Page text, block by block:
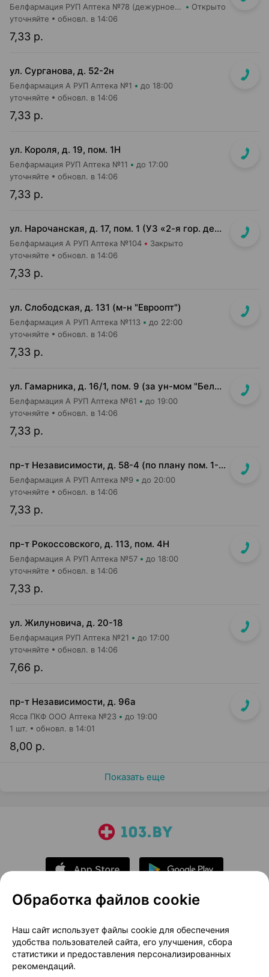
Белфармация РУП Аптека №78 (дежурное отделение) Открыто
7,33 р.
уточняйте обновл. в 14:06
ул. Сурганова, д. 52-2н
Белфармация А РУП Аптека №1 до 18:00
7,33 р.
уточняйте обновл. в 14:06
ул. Короля, д. 19, пом. 1Н
Белфармация РУП Аптека №11 до 17:00
7,33 р.
уточняйте обновл. в 14:06
ул. Нарочанская, д. 17, пом. 1 (УЗ «2-я гор. детская клиническая б-ца»)
Белфармация А РУП Аптека №104 Закрыто
7,33 р.
уточняйте обновл. в 14:06
ул. Слободская, д. 131 (м-н "Евроопт")
Белфармация А РУП Аптека №113 до 22:00
7,33 р.
уточняйте обновл. в 14:06
ул. Гамарника, д. 16/1, пом. 9 (за ун-мом "БелМаркет")
Белфармация А РУП Аптека №61 до 19:00
7,33 р.
уточняйте обновл. в 14:06
пр-т Независимости, д. 58-4 (по плану пом. 1-7,9)<br>Общий вход с кофейней Варка (Varka) и ПОНПУШКА
Белфармация А РУП Аптека №9 до 20:00
7,33 р.
уточняйте обновл. в 14:06
пр-т Рокоссовского, д. 113, пом. 4Н
Белфармация А РУП Аптека №57 до 18:00
7,33 р.
уточняйте обновл. в 14:06
ул. Жилуновича, д. 20-18
Белфармация РУП Аптека №21 до 17:00
7,66 р.
уточняйте обновл. в 14:06
пр-т Независимости, д. 96а
Ясса ПКФ ООО Аптека №23 до 19:00
8,00 р.
1 шт. обновл. в 14:01
Показать еще
О проекте
Новости проекта
Размещение рекламы
Медицинский маркетинг
Публичный договор
Доставка
Обработка файлов cookie
Наш сайт использует файлы cookie для обеспечения
удобства пользователей сайта, его улучшения, сбора
статистики и предоставления персонализированных
рекомендаций.